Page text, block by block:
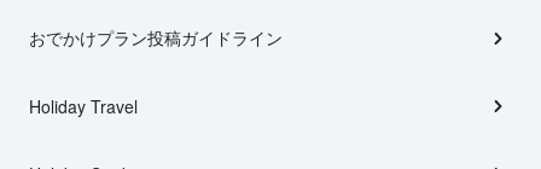
おでかけプラン投稿ガイドライン
Holiday Travel